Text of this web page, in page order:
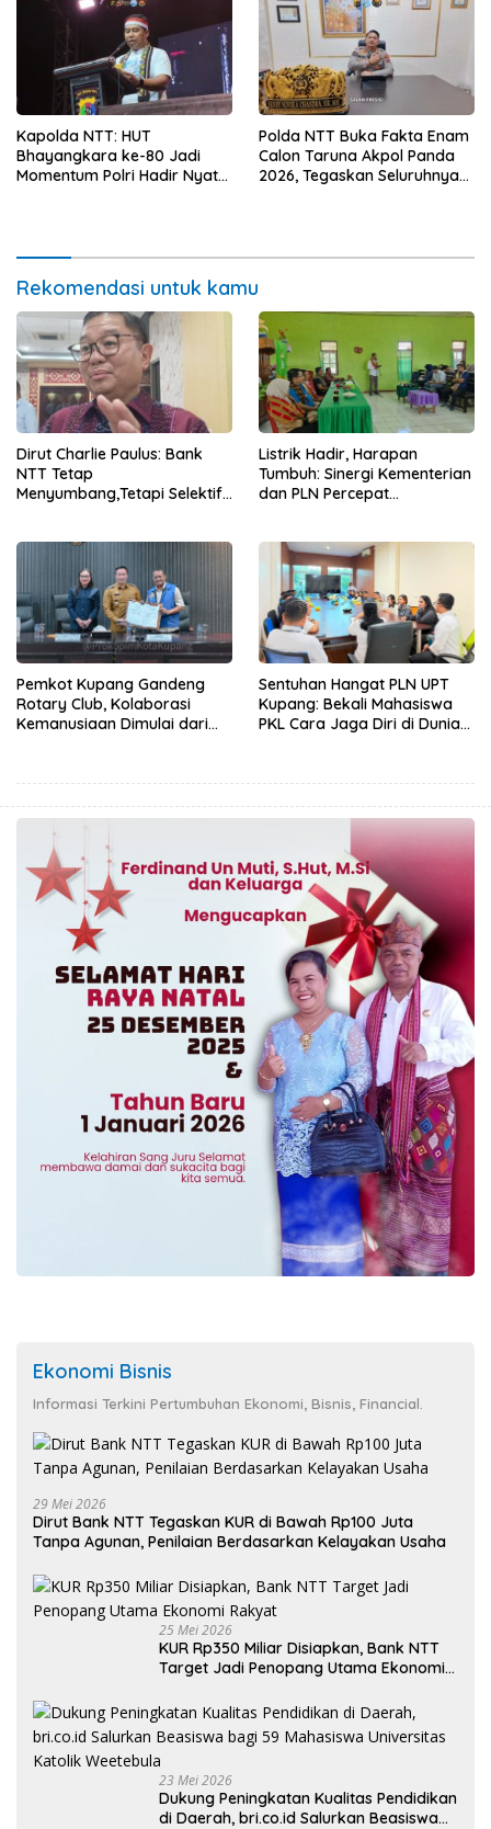
Kapolda NTT: HUT
Bhayangkara ke-80 Jadi
Momentum Polri Hadir Nyata
Polda NTT Buka Fakta Enam
Calon Taruna Akpol Panda
2026, Tegaskan Seluruhnya
Rekomendasi untuk kamu
Dirut Charlie Paulus: Bank
NTT Tetap
Menyumbang,Tetapi Selektif
Listrik Hadir, Harapan
Tumbuh: Sinergi Kementerian
dan PLN Percepat
Pemkot Kupang Gandeng
Rotary Club, Kolaborasi
Kemanusiaan Dimulai dari
Sentuhan Hangat PLN UPT
Kupang: Bekali Mahasiswa
PKL Cara Jaga Diri di Dunia
Ekonomi Bisnis
Informasi Terkini Pertumbuhan Ekonomi, Bisnis, Financial.
29 Mei 2026
Dirut Bank NTT Tegaskan KUR di Bawah Rp100 Juta
Tanpa Agunan, Penilaian Berdasarkan Kelayakan Usaha
25 Mei 2026
KUR Rp350 Miliar Disiapkan, Bank NTT
Target Jadi Penopang Utama Ekonomi
23 Mei 2026
Dukung Peningkatan Kualitas Pendidikan
di Daerah, bri.co.id Salurkan Beasiswa